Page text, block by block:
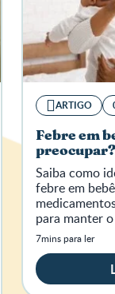
ARTIGO
Febre em
preocupar?
Saiba como
febre em
para manter
7mins para ler